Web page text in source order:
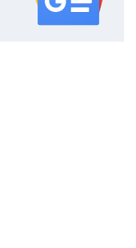
serwisu